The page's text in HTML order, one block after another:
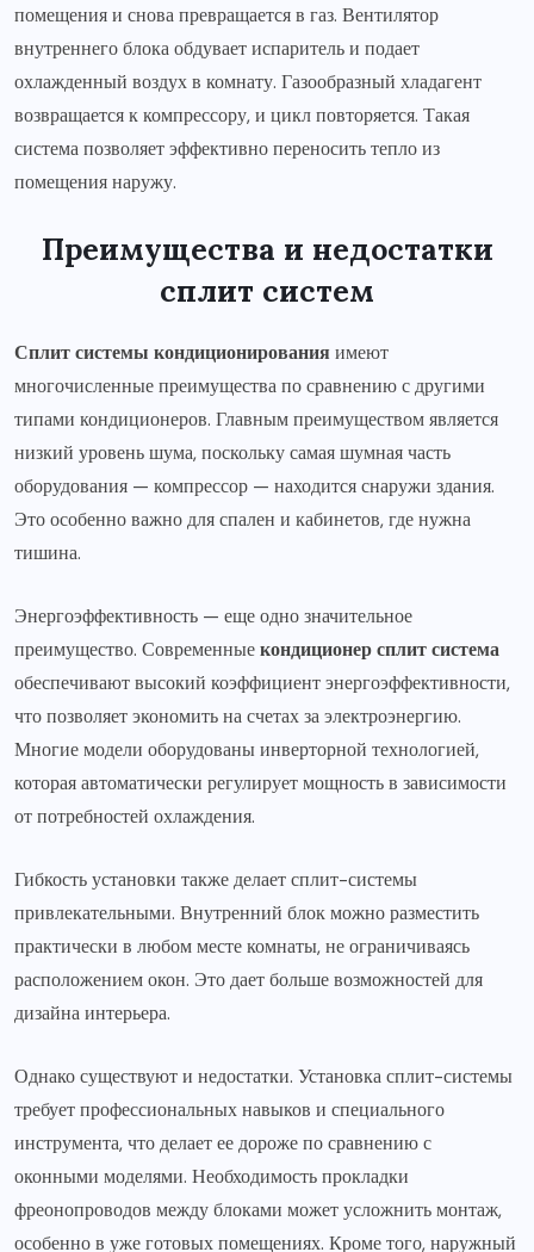
помещения и снова превращается в газ. Вентилятор
внутреннего блока обдувает испаритель и подает
охлажденный воздух в комнату. Газообразный хладагент
возвращается к компрессору, и цикл повторяется. Такая
система позволяет эффективно переносить тепло из
помещения наружу.
Преимущества и недостатки
сплит систем
Сплит системы кондиционированияимеют
многочисленные преимущества по сравнению с другими
типами кондиционеров. Главным преимуществом является
низкий уровень шума, поскольку самая шумная часть
оборудования — компрессор — находится снаружи здания.
Это особенно важно для спален и кабинетов, где нужна
тишина.
Энергоэффективность — еще одно значительное
преимущество. Современныекондиционер сплит система
обеспечивают высокий коэффициент энергоэффективности,
что позволяет экономить на счетах за электроэнергию.
Многие модели оборудованы инверторной технологией,
которая автоматически регулирует мощность в зависимости
от потребностей охлаждения.
Гибкость установки также делает сплит-системы
привлекательными. Внутренний блок можно разместить
практически в любом месте комнаты, не ограничиваясь
расположением окон. Это дает больше возможностей для
дизайна интерьера.
Однако существуют и недостатки. Установка сплит-системы
требует профессиональных навыков и специального
инструмента, что делает ее дороже по сравнению с
оконными моделями. Необходимость прокладки
фреонопроводов между блоками может усложнить монтаж,
особенно в уже готовых помещениях. Кроме того, наружный